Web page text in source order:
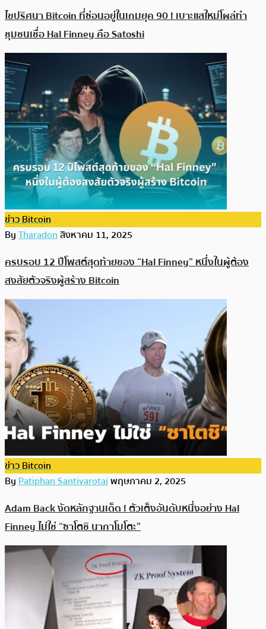
ไขปริศนา Bitcoin ที่ซ่อนอยู่ในเกมยุค 90 ! เบาะแสใหม่โผล่ทำ
ชุมชนเชื่อ Hal Finney คือ Satoshi
ข่าว Bitcoin
ByTharadonสิงหาคม 11, 2025
ครบรอบ 12 ปีโพสต์สุดท้ายของ “Hal Finney” หนึ่งในผู้ต้อง
สงสัยตัวจริงผู้สร้าง Bitcoin
ข่าว Bitcoin
ByPatiphan Santivarotaiพฤษภาคม 2, 2025
Adam Back งัดหลักฐานเด็ด ! ตัวเต็งอันดับหนึ่งอย่าง Hal
Finney ไม่ใช่ “ซาโตชิ นากาโมโตะ”